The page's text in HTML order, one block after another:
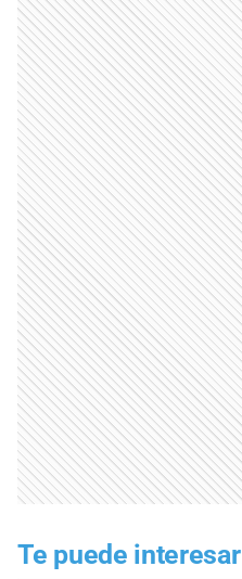
Te puede interesar